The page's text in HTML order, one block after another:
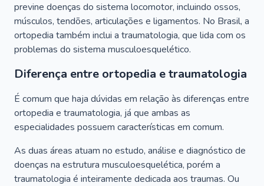
previne doenças do sistema locomotor, incluindo ossos,
músculos, tendões, articulações e ligamentos. No Brasil, a
ortopedia também inclui a traumatologia, que lida com os
problemas do sistema musculoesquelético.
Diferença entre ortopedia e traumatologia
É comum que haja dúvidas em relação às diferenças entre
ortopedia e traumatologia, já que ambas as
especialidades possuem características em comum.
As duas áreas atuam no estudo, análise e diagnóstico de
doenças na estrutura musculoesquelética, porém a
traumatologia é inteiramente dedicada aos traumas. Ou